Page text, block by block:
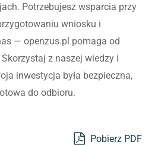
Potrzebujesz wsparcia przy
wniosku i
— openzus.pl pomaga od
z naszej wiedzy i
inwestycja była bezpieczna,
do odbioru.
Pobierz PDF